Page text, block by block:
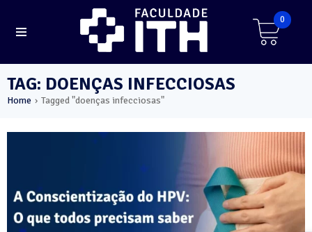
0
TAG: DOENÇAS INFECCIOSAS
Home › Tagged "doenças infecciosas"